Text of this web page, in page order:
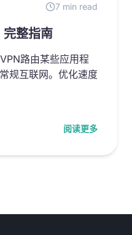
7 min read
整指南
路由某些应用程
规互联网。优化速度
阅读更多